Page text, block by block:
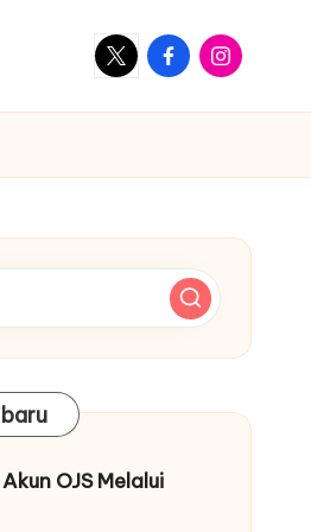
X FacebookInstagram
OJS Melalui